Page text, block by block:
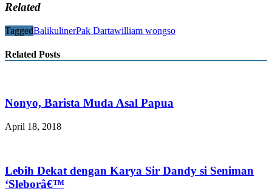
Related
TaggedBalikulinerPak Dartawilliam wongso
Related Posts
Nonyo, Barista Muda Asal Papua
April 18, 2018
Lebih Dekat dengan Karya Sir Dandy si Seniman
‘Sleborâ€™